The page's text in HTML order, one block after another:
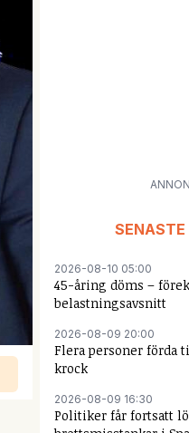
2026-08-10 05:00
45-åring döms –
belastningsavsnitt
2026-08-09 20:00
Flera personer förda
krock
2026-08-09 16:30
Politiker får fortsatt